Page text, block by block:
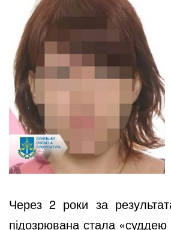
Через 2 роки за
підозрювана стала «суддею